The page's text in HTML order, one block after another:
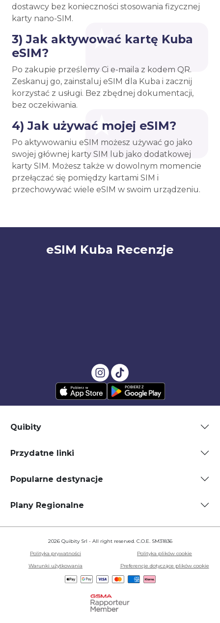
dostawcy bez konieczności stosowania fizycznej
karty nano-SIM.
3) Jak aktywować kartę Kuba
eSIM?
Po zakupie prześlemy Ci e-maila z kodem QR.
Zeskanuj go, zainstaluj eSIM dla Kuba i zacznij
korzystać z usługi. Bez zbędnej dokumentacji,
bez oczekiwania.
4) Jak używać mojej eSIM?
Po aktywowaniu eSIM możesz używać go jako
swojej głównej karty SIM lub jako dodatkowej
karty SIM. Możesz także w dowolnym momencie
przełączać się pomiędzy kartami SIM i
przechowywać wiele eSIM w swoim urządzeniu.
eSIM Kuba Recenzje
Quibity
Przydatne linki
Popularne destynacje
Plany Regionalne
2026 Quibity Srl - All right reserved. C.O.E. SM31836
Polityka prywatności
Polityka plików cookie
Warunki użytkowania
Preferencje dotyczące plików cookie